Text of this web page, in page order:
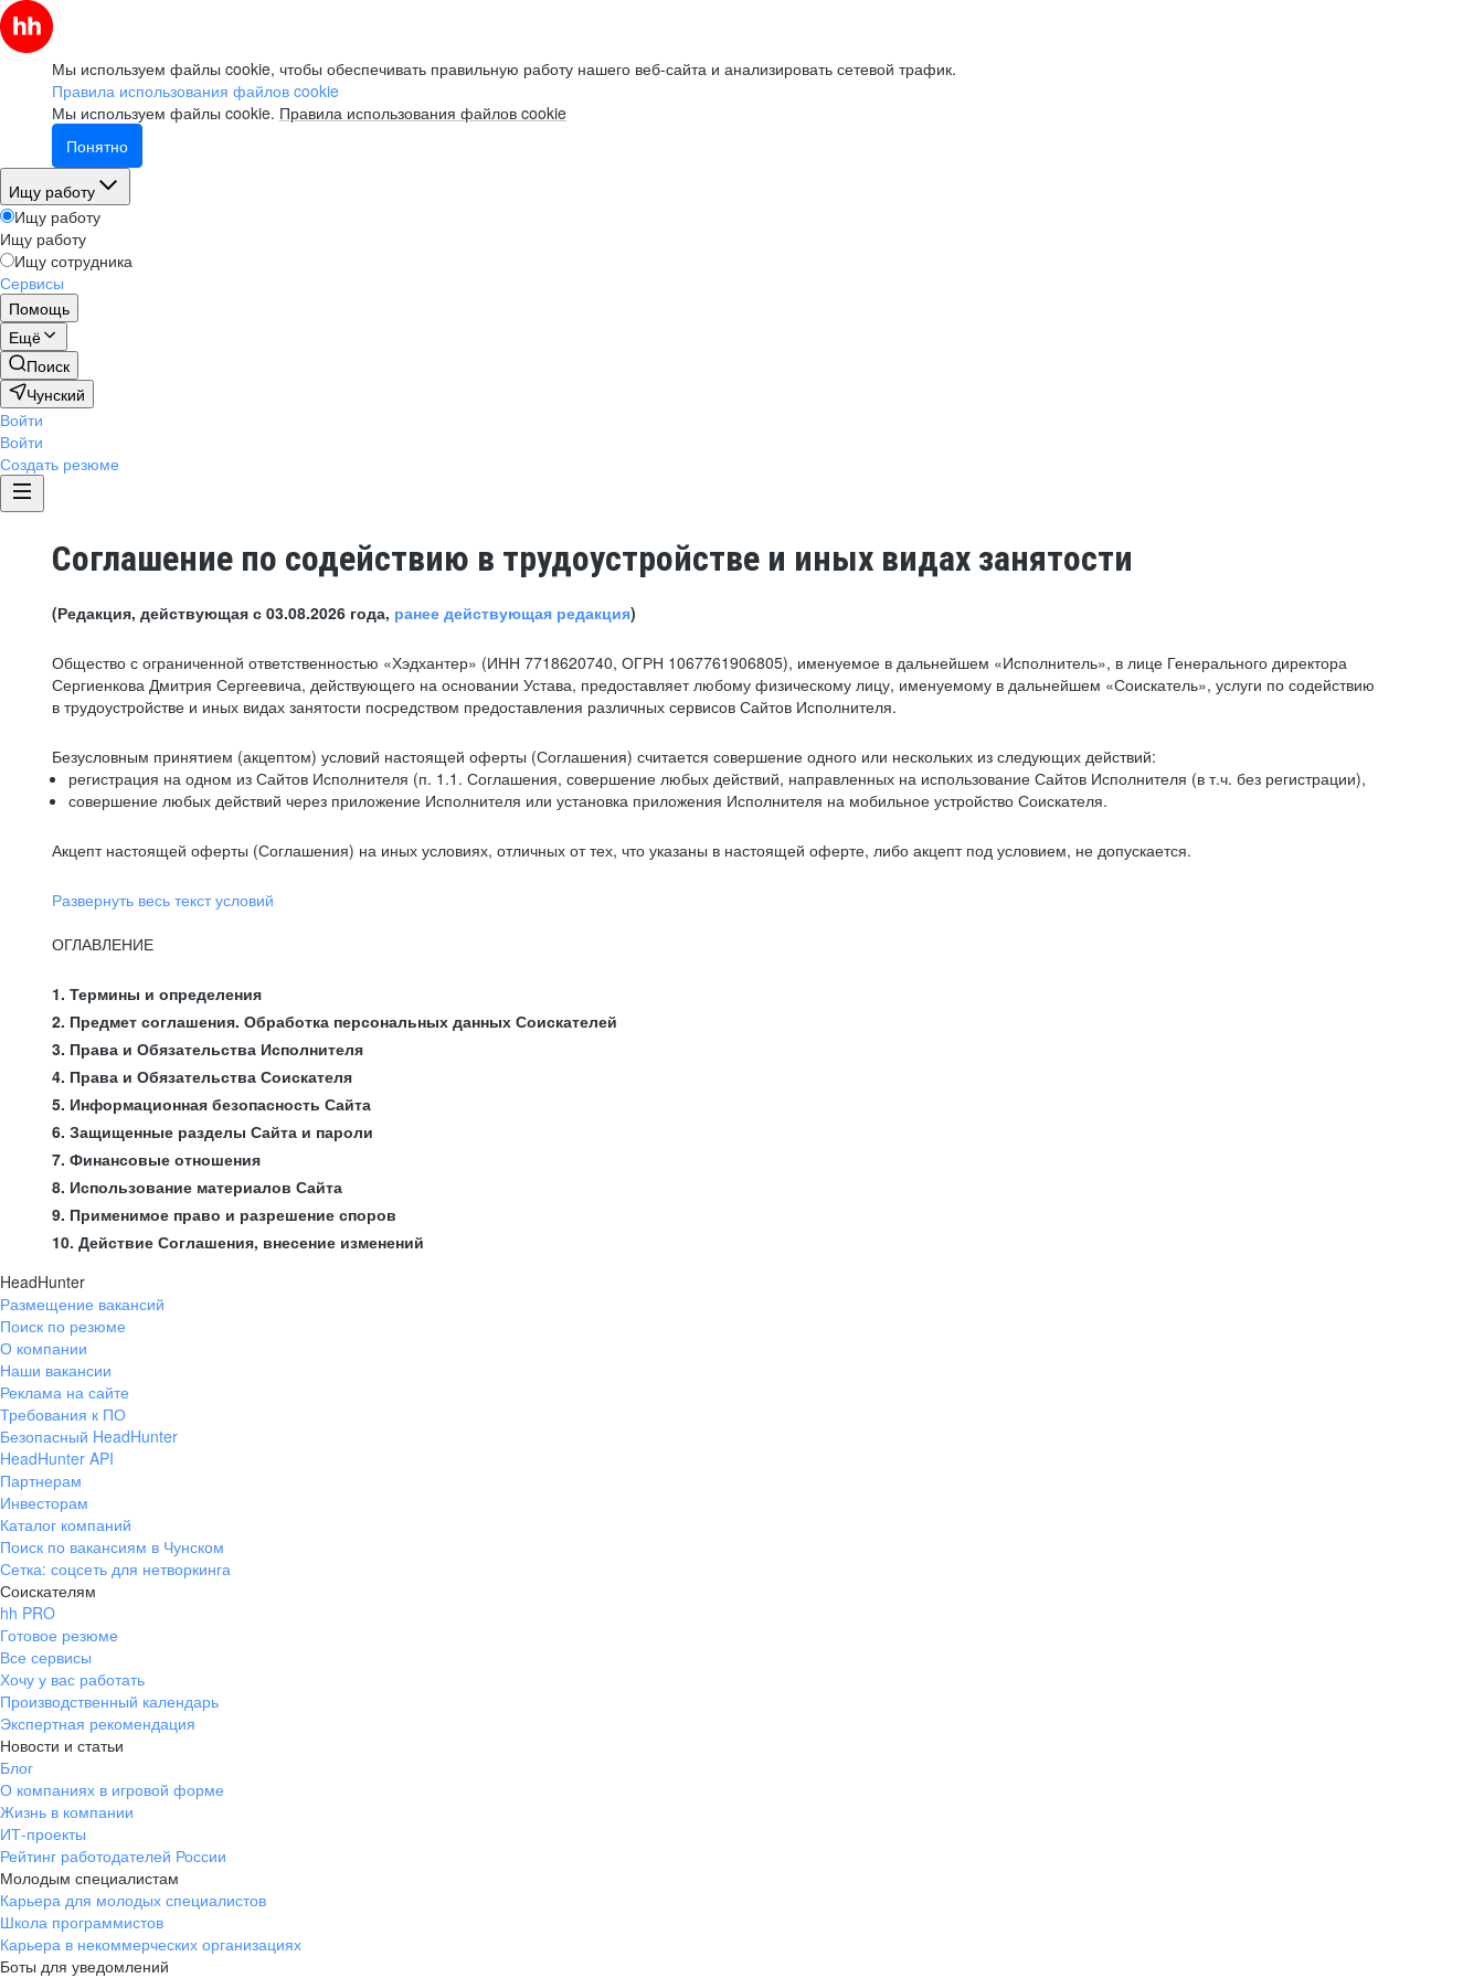
Мы используем файлы cookie, чтобы обеспечивать правильную работу нашего веб-сайта и анализировать сетевой трафик.
Правила использования файлов cookie
Мы используем файлы cookie. Правила использования файлов cookie
Понятно
Ищу работу
Ищу работу
Ищу работу
Ищу сотрудника
Сервисы
Помощь
Ещё
Поиск
Чунский
Войти
Войти
Создать резюме
Соглашение по содействию в трудоустройстве и иных видах занятости
(Редакция, действующая с 03.08.2026 года, ранее действующая редакция)
Общество с ограниченной ответственностью «Хэдхантер» (ИНН 7718620740, ОГРН 1067761906805), именуемое в дальнейшем «Исполнитель», в лице Генерального директора
Сергиенкова Дмитрия Сергеевича, действующего на основании Устава, предоставляет любому физическому лицу, именуемому в дальнейшем «Соискатель», услуги по содействию
в трудоустройстве и иных видах занятости посредством предоставления различных сервисов Сайтов Исполнителя.
Безусловным принятием (акцептом) условий настоящей оферты (Соглашения) считается совершение одного или нескольких из следующих действий:
регистрация на одном из Сайтов Исполнителя (п. 1.1. Соглашения, совершение любых действий, направленных на использование Сайтов Исполнителя (в т.ч. без регистрации),
совершение любых действий через приложение Исполнителя или установка приложения Исполнителя на мобильное устройство Соискателя.
Акцепт настоящей оферты (Соглашения) на иных условиях, отличных от тех, что указаны в настоящей оферте, либо акцепт под условием, не допускается.
Развернуть весь текст условий
ОГЛАВЛЕНИЕ
1. Термины и определения
2. Предмет соглашения. Обработка персональных данных Соискателей
3. Права и Обязательства Исполнителя
4. Права и Обязательства Соискателя
5. Информационная безопасность Сайта
6. Защищенные разделы Сайта и пароли
7. Финансовые отношения
8. Использование материалов Сайта
9. Применимое право и разрешение споров
10. Действие Соглашения, внесение изменений
HeadHunter
Размещение вакансий
Поиск по резюме
О компании
Наши вакансии
Реклама на сайте
Требования к ПО
Безопасный HeadHunter
HeadHunter API
Партнерам
Инвесторам
Каталог компаний
Поиск по вакансиям в Чунском
Сетка: соцсеть для нетворкинга
Соискателям
hh PRO
Готовое резюме
Все сервисы
Хочу у вас работать
Производственный календарь
Экспертная рекомендация
Новости и статьи
Блог
О компаниях в игровой форме
Жизнь в компании
ИТ-проекты
Рейтинг работодателей России
Молодым специалистам
Карьера для молодых специалистов
Школа программистов
Карьера в некоммерческих организациях
Боты для уведомлений